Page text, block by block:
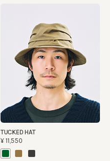
TUCKED HAT
¥11,550